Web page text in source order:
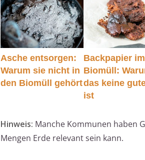
Asche entsorgen:
Warum sie nicht in
den Biomüll gehört
Backpapier im
Biomüll:
das keine
ist
Hinweis: Manche Kommunen haben
Mengen Erde relevant sein kann.